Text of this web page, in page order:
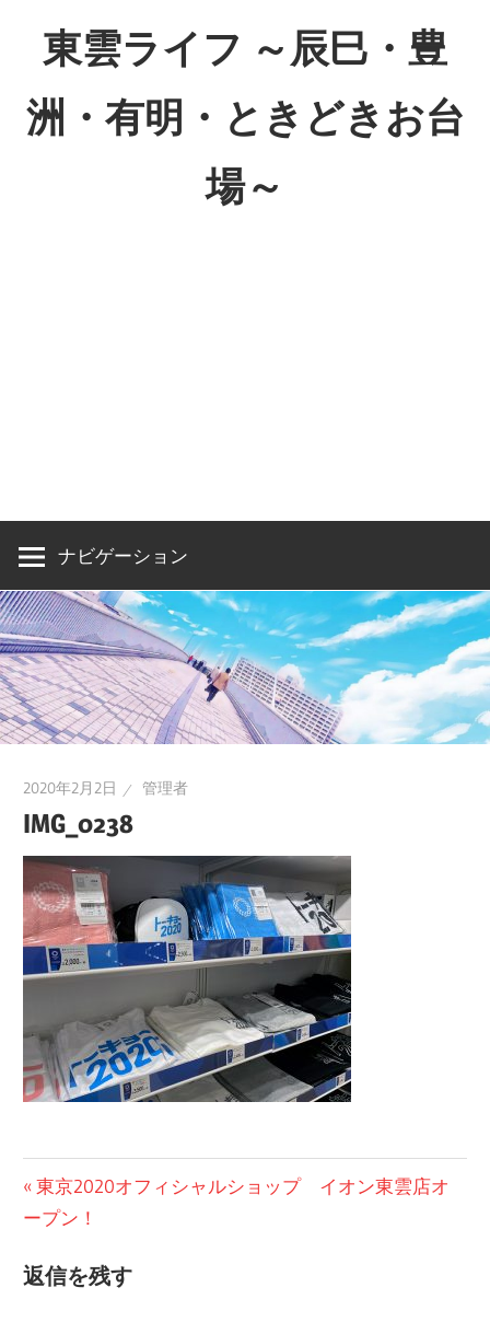
東雲ライフ ～辰巳・豊
洲・有明・ときどきお台
場～
洲・
有
と
き
ど
き
お
～
ナビゲーション
2020年2月2日 管理者
IMG_0238
投
稿
ナ
前
の
事:
東京2020オフィシャルショップ イオン東雲店オ
ープン！
返信を残す